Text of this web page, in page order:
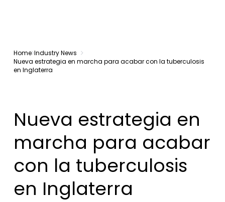
Home Industry News
Nueva estrategia en marcha para acabar con la tuberculosis
en Inglaterra
Nueva estrategia en
marcha para acabar
con la tuberculosis
en Inglaterra